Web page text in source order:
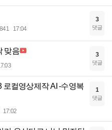
17:04
3
댓글
맞음 3
댓글
로컬영상제작 AI -수영복
17:02
1
댓글